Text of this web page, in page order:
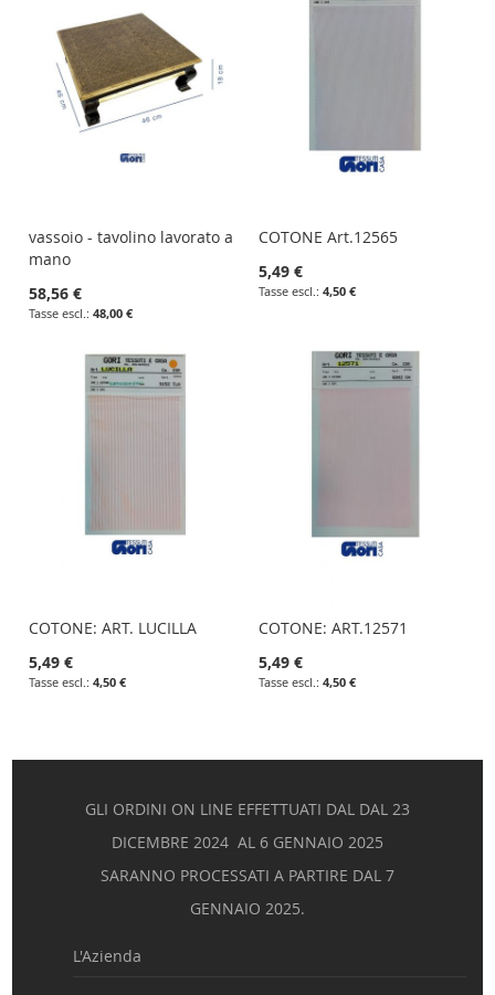
vassoio - tavolino lavorato a
mano
58,56 €
48,00 €
COTONE Art.12565
5,49 €
4,50 €
COTONE: ART. LUCILLA
5,49 €
4,50 €
COTONE: ART.12571
5,49 €
4,50 €
GLI ORDINI ON LINE EFFETTUATI DAL DAL 23
DICEMBRE 2024 AL 6 GENNAIO 2025
SARANNO PROCESSATI A PARTIRE DAL 7
GENNAIO 2025.
L'Azienda